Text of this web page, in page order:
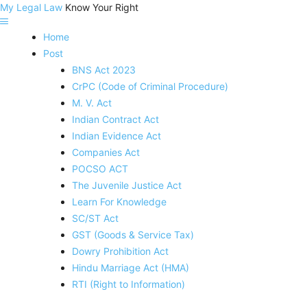
My Legal Law Know Your Right
Home
Post
BNS Act 2023
CrPC (Code of Criminal Procedure)
M. V. Act
Indian Contract Act
Indian Evidence Act
Companies Act
POCSO ACT
The Juvenile Justice Act
Learn For Knowledge
SC/ST Act
GST (Goods & Service Tax)
Dowry Prohibition Act
Hindu Marriage Act (HMA)
RTI (Right to Information)